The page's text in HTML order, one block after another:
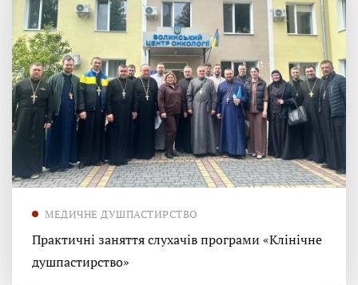
МЕДИЧНЕ ДУШПАСТИРСТВО
Практичні заняття слухачів програми «Клінічне
душпастирство»